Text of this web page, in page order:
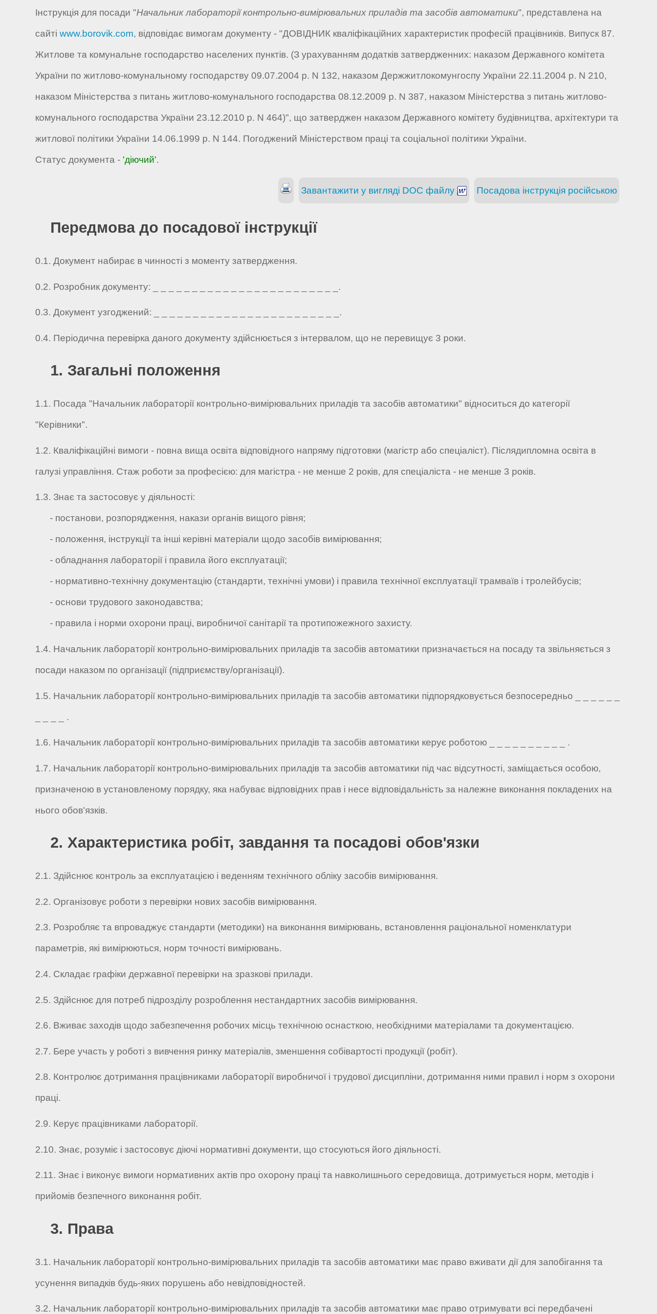
Інструкція для посади "Начальник лабораторії контрольно-вимірювальних приладів та засобів автоматики", представлена на
сайті www.borovik.com, відповідає вимогам документу - "ДОВІДНИК кваліфікаційних характеристик професій працівників. Випуск 87.
Житлове та комунальне господарство населених пунктів. (З урахуванням додатків затвердженних: наказом Державного комітета
України по житлово-комунальному господарству 09.07.2004 р. N 132, наказом Держжитлокомунгоспу України 22.11.2004 р. N 210,
наказом Міністерства з питань житлово-комунального господарства 08.12.2009 р. N 387, наказом Міністерства з питань житлово-
комунального господарства України 23.12.2010 р. N 464)", що затверджен наказом Державного комітету будівництва, архітектури та
житлової політики України 14.06.1999 р. N 144. Погоджений Міністерством праці та соціальної політики України.
Статус документа - 'діючий'.
Посадова інструкція російською
Завантажити у вигляді DOC файлу
Передмова до посадової інструкції
0.1. Документ набирає в чинності з моменту затвердження.
0.2. Розробник документу: _ _ _ _ _ _ _ _ _ _ _ _ _ _ _ _ _ _ _ _ _ _ _ _.
0.3. Документ узгоджений: _ _ _ _ _ _ _ _ _ _ _ _ _ _ _ _ _ _ _ _ _ _ _ _.
0.4. Періодична перевірка даного документу здійснюється з інтервалом, що не перевищує 3 роки.
1. Загальні положення
1.1. Посада "Начальник лабораторії контрольно-вимірювальних приладів та засобів автоматики" відноситься до категорії
"Керівники".
1.2. Кваліфікаційні вимоги - повна вища освіта відповідного напряму підготовки (магістр або спеціаліст). Післядипломна освіта в
галузі управління. Стаж роботи за професією: для магістра - не менше 2 років, для спеціаліста - не менше 3 років.
1.3. Знає та застосовує у діяльності:
- постанови, розпорядження, накази органів вищого рівня;
- положення, інструкції та інші керівні матеріали щодо засобів вимірювання;
- обладнання лабораторії і правила його експлуатації;
- нормативно-технічну документацію (стандарти, технічні умови) і правила технічної експлуатації трамваїв і тролейбусів;
- основи трудового законодавства;
- правила і норми охорони праці, виробничої санітарії та протипожежного захисту.
1.4. Начальник лабораторії контрольно-вимірювальних приладів та засобів автоматики призначається на посаду та звільняється з
посади наказом по організації (підприємству/організації).
1.5. Начальник лабораторії контрольно-вимірювальних приладів та засобів автоматики підпорядковується безпосередньо _ _ _ _ _ _
_ _ _ _ .
1.6. Начальник лабораторії контрольно-вимірювальних приладів та засобів автоматики керує роботою _ _ _ _ _ _ _ _ _ _ .
1.7. Начальник лабораторії контрольно-вимірювальних приладів та засобів автоматики під час відсутності, заміщається особою,
призначеною в установленому порядку, яка набуває відповідних прав і несе відповідальність за належне виконання покладених на
нього обов'язків.
2. Характеристика робіт, завдання та посадові обов'язки
2.1. Здійснює контроль за експлуатацією і веденням технічного обліку засобів вимірювання.
2.2. Організовує роботи з перевірки нових засобів вимірювання.
2.3. Розробляє та впроваджує стандарти (методики) на виконання вимірювань, встановлення раціональної номенклатури
параметрів, які вимірюються, норм точності вимірювань.
2.4. Складає графіки державної перевірки на зразкові прилади.
2.5. Здійснює для потреб підрозділу розроблення нестандартних засобів вимірювання.
2.6. Вживає заходів щодо забезпечення робочих місць технічною оснасткою, необхідними матеріалами та документацією.
2.7. Бере участь у роботі з вивчення ринку матеріалів, зменшення собівартості продукції (робіт).
2.8. Контролює дотримання працівниками лабораторії виробничої і трудової дисципліни, дотримання ними правил і норм з охорони
праці.
2.9. Керує працівниками лабораторії.
2.10. Знає, розуміє і застосовує діючі нормативні документи, що стосуються його діяльності.
2.11. Знає і виконує вимоги нормативних актів про охорону праці та навколишнього середовища, дотримується норм, методів і
прийомів безпечного виконання робіт.
3. Права
3.1. Начальник лабораторії контрольно-вимірювальних приладів та засобів автоматики має право вживати дії для запобігання та
усунення випадків будь-яких порушень або невідповідностей.
3.2. Начальник лабораторії контрольно-вимірювальних приладів та засобів автоматики має право отримувати всі передбачені